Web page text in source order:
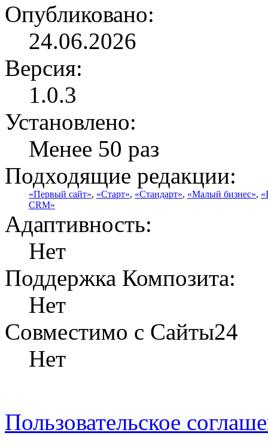
Опубликовано:
24.06.2026
Версия:
1.0.3
Установлено:
Менее 50 раз
Подходящие редакции:
«Первый сайт», «Старт», «Стандарт», «Малый бизнес»,
CRM»
Адаптивность:
Нет
Поддержка Композита:
Нет
Совместимо с Сайты24
Нет
Пользовательское